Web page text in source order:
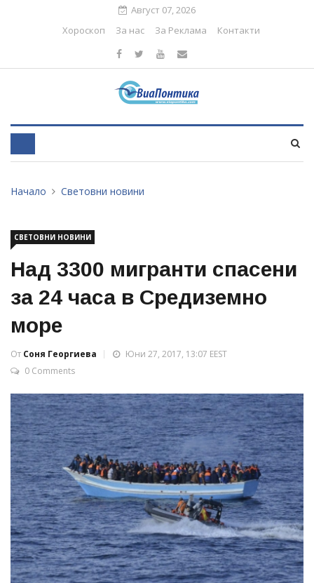
Август 07, 2026
Хороскоп
За нас За Реклама Контакти
Начало Световни новини
СВЕТОВНИ НОВИНИ
Над 3300 мигранти спасени
за 24 часа в Средиземно
море
От Соня Георгиева
Юни 27, 2017, 13:07 EEST
0 Comments